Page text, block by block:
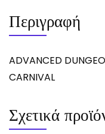
Περιγραφή
ADVANCED
CARNIVAL
Σχετικά